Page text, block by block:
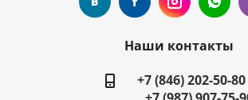
Наши контакты
+7 (846) 202-50-80